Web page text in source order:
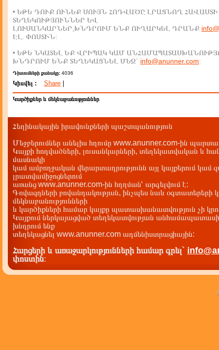
• ԵԹԵ ԴՈՒՔ ՈՒՆԵՔ ՍՈՒՅՆ ՀՈԴՎԱԾԸ ԼՐԱՑՆՈՂ ՀԱՎԱՍՏԻ
ՏԵՂԵԿՈՒԹՅՈՒՆՆԵՐ ԵՎ
ԼՈՒՍԱՆԿԱՐՆԵՐ,ԽՆԴՐՈՒՄ ԵՆՔ ՈՒՂԱՐԿԵԼ ԴՐԱՆՔ
ԷԼ. ՓՈՍՏԻՆ:
• ԵԹԵ ՆԿԱՏԵԼ ԵՔ ՎՐԻՊԱԿ ԿԱՄ
ԽՆԴՐՈՒՄ ԵՆՔ ՏԵՂԵԿԱՑՆԵԼ ՄԵԶ` info@anunner.com:
Դիտումների քանակը: 4036
Կիսվել : Share
Կարծիքներ և մեկնաբանություններ
Հեղինակային իրավունքների պաշտպանություն
Մեջբերումներ անելիս հղումը www.anunner.com-ին
Կայքի հոդվածների, լուսանկարների, տեղեկատվական և
մասնակի
կամ ամբողջական վերարտադրությունն այլ կայքերում կամ
լրատվամիջոցներում
առանց www.anunner.com-ին հղղման՝ արգելվում է:
Գովազդների բովանդակության, ինչպես նաև օգտատերերի
մեկնաբանությունների
և կարծիքների համար կայքը պատասխանատվություն չի
Կայքում ներկայացված տեղեկատվության
խնդրում ենք
տեղեկացնել www.anunner.com ադմենիստրացիային:
Հարցերի և առաջարկությունների համար գրել`
փոստին: